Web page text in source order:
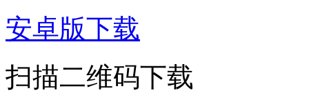
安卓版下载
扫描二维码下载